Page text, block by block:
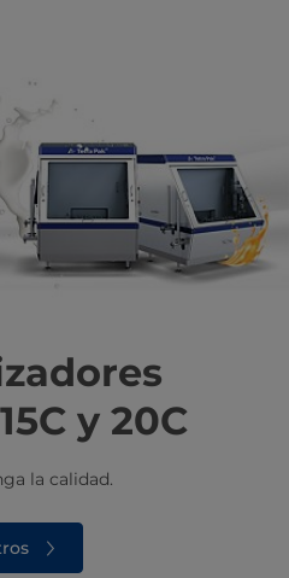
y 20C
la calidad.